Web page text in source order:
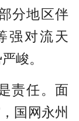
分地区伴
强对流天
峻。
责任。面
国网永州